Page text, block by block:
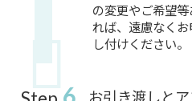
の変更やご希望等
れば、遠慮なくお
し付けください。
お引き渡しと